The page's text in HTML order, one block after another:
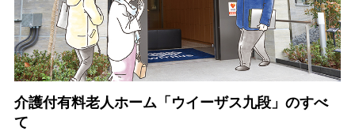
介護付有料老人ホーム「ウイーザス九段」のすべ
て